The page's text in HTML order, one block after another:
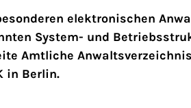
elektronischen
System- und
Amtliche
in Berlin.